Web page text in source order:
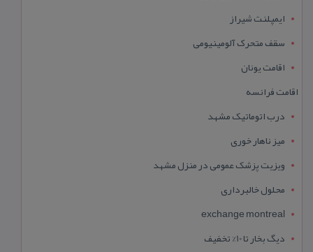
ایمپلنت شیراز
سقف متحرک آلومینیومی
اقامت یونان
اقامت فرانسه
درب اتوماتیک مشهد
میز ناهار خوری
ویزیت پزشک عمومی در منزل مشهد
محلول خالبرداری
exchange montreal
دیگ بخار تا 10% تخفیف